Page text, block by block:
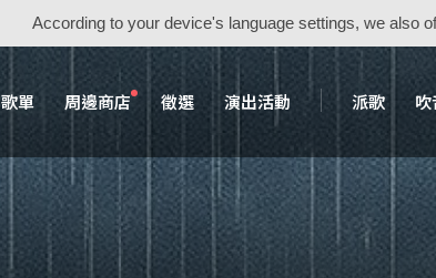
According to your device's language settings, we also
歌單 周邊商店 徵選 演出活動 派歌 吹